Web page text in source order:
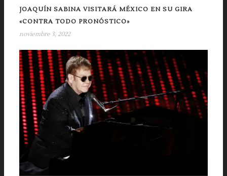
JOAQUÍN SABINA VISITARÁ MÉXICO EN SU GIRA
«CONTRA TODO PRONÓSTICO»
noviembre 3, 2022